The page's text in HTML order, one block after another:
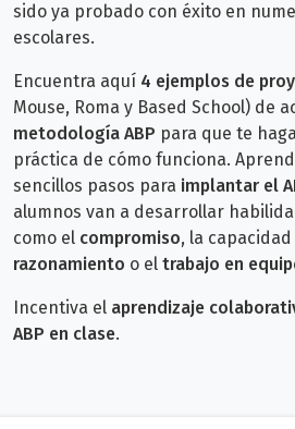
sido ya probado con éxito en
escolares.
Encuentra aquí 4 ejemplos de
Mouse, Roma y Based School) de
metodología ABP para que te
práctica de cómo funciona.
sencillos pasos para implantar el
alumnos van a desarrollar
como el compromiso, la
razonamiento o el trabajo en
Incentiva el aprendizaje
ABP en clase.